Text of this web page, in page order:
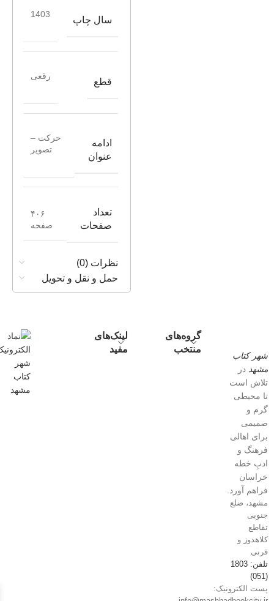
سال چاپ
1403
قطع
رقعی
ادامه
عنوان
حرکت –
تصویر
تعداد
صفحات
۴۰۶
صفحه
نظرات (0)
حمل و نقل و تحویل
شهر کتاب
مشهد در
تلاش است
تا محیطی
گرم و
صمیمی
برای اهالی
فرهنگ و
ادبِ خطه
خراسان
فراهم آورد.
مشهد، ضلع
جنوبی
تقاطع
کلاهدوز و
قرنی
تلفن: 1803
(051)
پست الکترونیک:
گروه‌های
منتخب
لینک‌های
مفید